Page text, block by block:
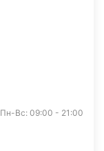
Пн-Вс: 09:00 - 21:00